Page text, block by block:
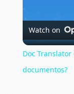
Watch on
Doc
documentos?